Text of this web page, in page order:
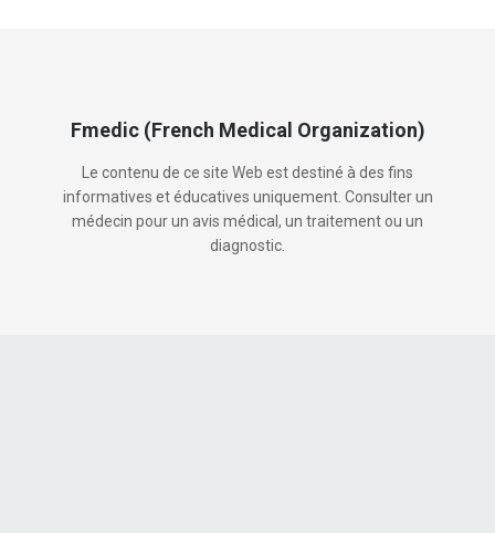
Fmedic (French Medical Organization)
Le contenu de ce site Web est destiné à des fins
informatives et éducatives uniquement. Consulter un
médecin pour un avis médical, un traitement ou un
diagnostic.